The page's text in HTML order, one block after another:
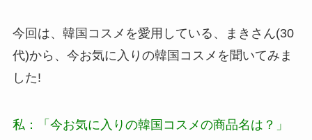
今回は、韓国コスメを愛用している、まきさん(30
代)から、今お気に入りの韓国コスメを聞いてみま
した!
私：「今お気に入りの韓国コスメの商品名は？」